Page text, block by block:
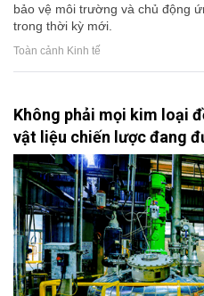
bảo vệ môi trường và chủ động
trong thời kỳ mới.
Toàn cảnh Kinh tế
Không phải mọi kim loại
vật liệu chiến lược đang